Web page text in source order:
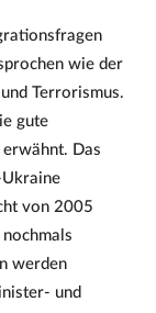
wie der
Terrorismus.
gute
Das
von 2005
werden
und